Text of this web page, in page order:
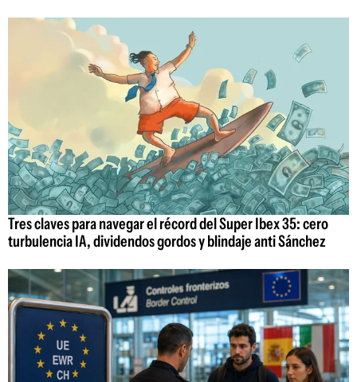
Tres claves para navegar el récord del Super Ibex 35: cero
turbulencia IA, dividendos gordos y blindaje anti Sánchez